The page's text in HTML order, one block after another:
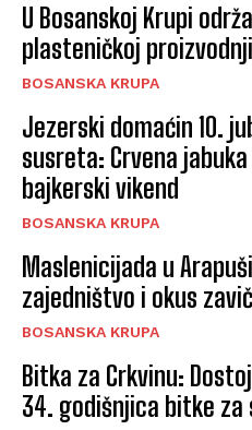
U Bosanskoj Krupi
plasteničkoj proizvodnji
BOSANSKA KRUPA
Jezerski domaćin 10.
susreta: Crvena
bajkerski vikend
BOSANSKA KRUPA
Maslenicijada u
zajedništvo i okus
BOSANSKA KRUPA
Bitka za Crkvinu:
34. godišnjica bitke za